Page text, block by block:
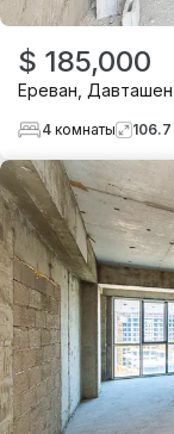
$ 185,000
Ереван Давташен
4 комнаты 106.7